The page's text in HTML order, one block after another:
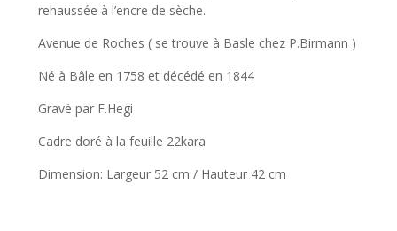
rehaussée à l’encre de sèche.
Avenue de Roches ( se trouve à Basle chez P.Birmann )
Né à Bâle en 1758 et décédé en 1844
Gravé par F.Hegi
Cadre doré à la feuille 22kara
Dimension: Largeur 52 cm / Hauteur 42 cm